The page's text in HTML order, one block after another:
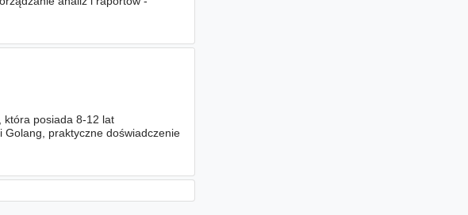
która posiada 8-12 lat
praktyczne doświadczenie